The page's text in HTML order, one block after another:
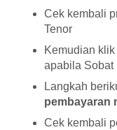
Cek kembali
Tenor
Kemudian klik
apabila Sobat
Langkah
pembayaran
Cek kembali